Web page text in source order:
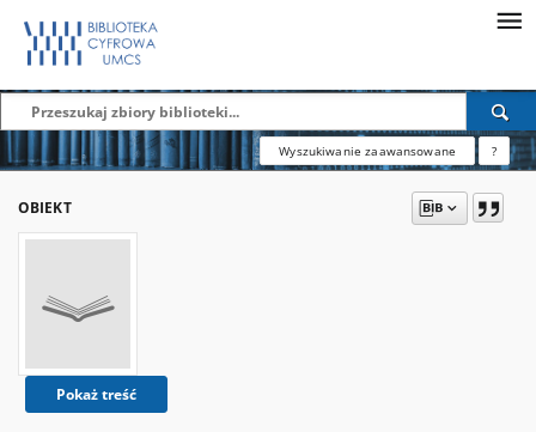
Wyszukiwanie zaawansowane ?
OBIEKT
Pokaż treść